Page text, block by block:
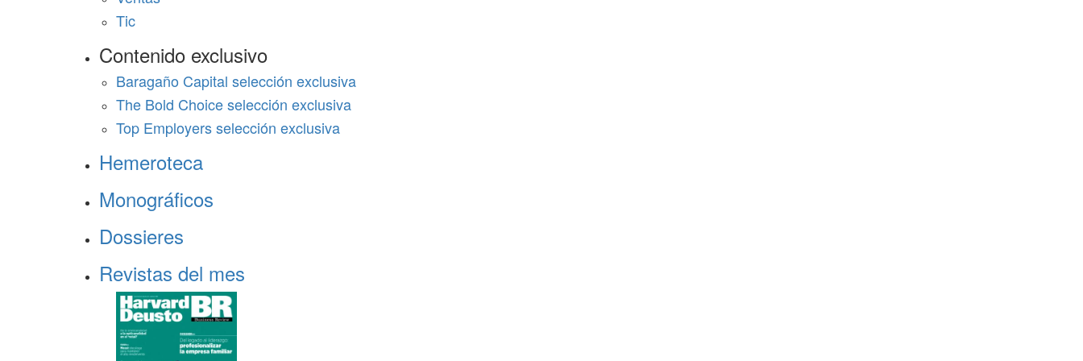
Tic
Contenido exclusivo
Baragaño Capital selección exclusiva
The Bold Choice selección exclusiva
Top Employers selección exclusiva
Hemeroteca
Monográficos
Dossieres
Revistas del mes